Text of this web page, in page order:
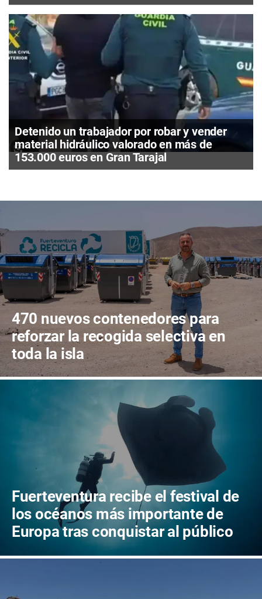
Detenido un trabajador por robar y vender
material hidráulico valorado en más de
153.000 euros en Gran Tarajal
470 nuevos contenedores para
reforzar la recogida selectiva en
toda la isla
Fuerteventura recibe el festival de
los océanos más importante de
Europa tras conquistar al público
canario con dos llenos absolutos